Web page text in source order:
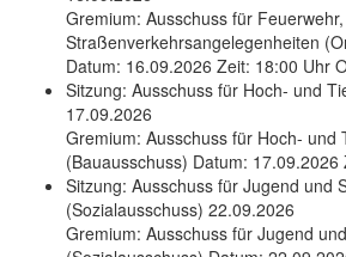
Gremium: Ausschuss für
Straßenverkehrsangelegenheiten
Datum: 16.09.2026 Zeit: 18:00 Uhr
Sitzung: Ausschuss für Hoch- und
17.09.2026
Gremium: Ausschuss für Hoch- und
(Bauausschuss) Datum:
Sitzung: Ausschuss für Jugend und
(Sozialausschuss) 22.09.2026
Gremium: Ausschuss für Jugend